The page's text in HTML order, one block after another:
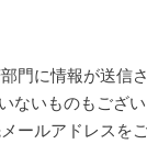
門に情報が送信
ないものもござ
ールアドレスを